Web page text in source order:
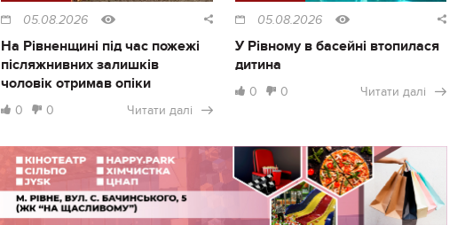
05.08.2026
На Рівненщині під час пожежі
післяжнивних залишків
чоловік отримав опіки
0 0 Читати далі
05.08.2026
У Рівному в басейні втопилася
дитина
0 0 Читати далі